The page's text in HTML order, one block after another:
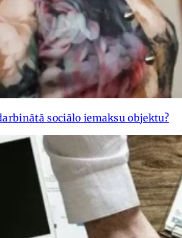
sociālo iemaksu objektu?